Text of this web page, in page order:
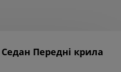
Седан Передні крила